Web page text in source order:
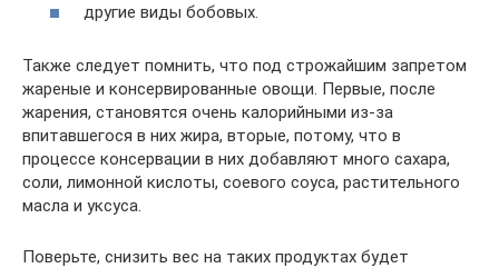
другие виды бобовых.
Также следует помнить, что под строжайшим запретом
жареные и консервированные овощи. Первые, после
жарения, становятся очень калорийными из-за
впитавшегося в них жира, вторые, потому, что в
процессе консервации в них добавляют много сахара,
соли, лимонной кислоты, соевого соуса, растительного
масла и уксуса.
Поверьте, снизить вес на таких продуктах будет